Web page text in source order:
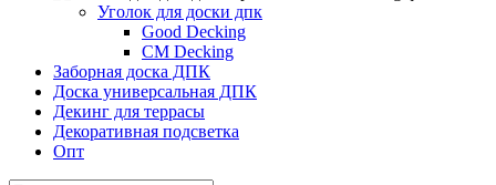
Уголок для доски дпк
Good Decking
CM Decking
Заборная доска ДПК
Доска универсальная ДПК
Декинг для террасы
Декоративная подсветка
Опт